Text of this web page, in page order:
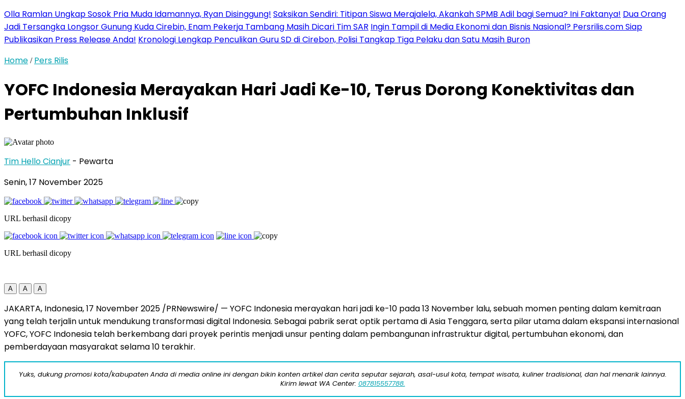
Olla Ramlan Ungkap Sosok Pria Muda Idamannya, Ryan Disinggung! Saksikan Sendiri: Titipan Siswa Merajalela, Akankah SPMB Adil bagi Semua? Ini Faktanya! Dua Orang
Jadi Tersangka Longsor Gunung Kuda Cirebin, Enam Pekerja Tambang Masih Dicari Tim SAR Ingin Tampil di Media Ekonomi dan Bisnis Nasional? Persrilis.com Siap
Publikasikan Press Release Anda! Kronologi Lengkap Penculikan Guru SD di Cirebon, Polisi Tangkap Tiga Pelaku dan Satu Masih Buron
Home / Pers Rilis
YOFC Indonesia Merayakan Hari Jadi Ke-10, Terus Dorong Konektivitas dan
Pertumbuhan Inklusif
Tim Hello Cianjur - Pewarta
Senin, 17 November 2025
URL berhasil dicopy
URL berhasil dicopy
A A A
JAKARTA, Indonesia,17 November 2025 /PRNewswire/ — YOFC Indonesia merayakan hari jadi ke-10 pada 13 November lalu, sebuah momen penting dalam kemitraan
yang telah terjalin untuk mendukung transformasi digital Indonesia. Sebagai pabrik serat optik pertama diAsia Tenggara, serta pilar utama dalam ekspansi internasional
YOFC, YOFC Indonesia telah berkembang dari proyek perintis menjadi unsur penting dalam pembangunan infrastruktur digital, pertumbuhan ekonomi, dan
pemberdayaan masyarakat selama 10 terakhir.
Yuks, dukung promosi kota/kabupaten Anda di media online ini dengan bikin konten artikel dan cerita seputar sejarah, asal-usul kota, tempat wisata, kuliner tradisional, dan hal menarik lainnya.
Kirim lewat WA Center: 087815557788.